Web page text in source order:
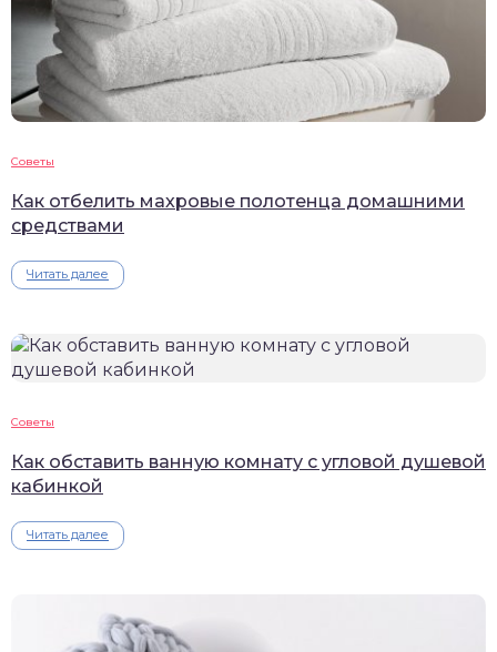
Советы
Как отбелить махровые полотенца домашними
средствами
Читать далее
Советы
Как обставить ванную комнату с угловой душевой
кабинкой
Читать далее